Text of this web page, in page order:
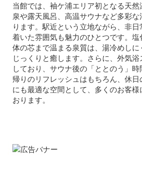
当館では、袖ケ浦エリア初となる天
泉や露天風呂、高温サウナなど多彩
ります。駅近という立地ながら、非
着いた雰囲気も魅力のひとつです。
体の芯まで温まる泉質は、湯冷めし
じっくりと癒します。さらに、外気
しており、サウナ後の「ととのう」
帰りのリフレッシュはもちろん、休日
にも最適な空間として、多くのお客様
おります。